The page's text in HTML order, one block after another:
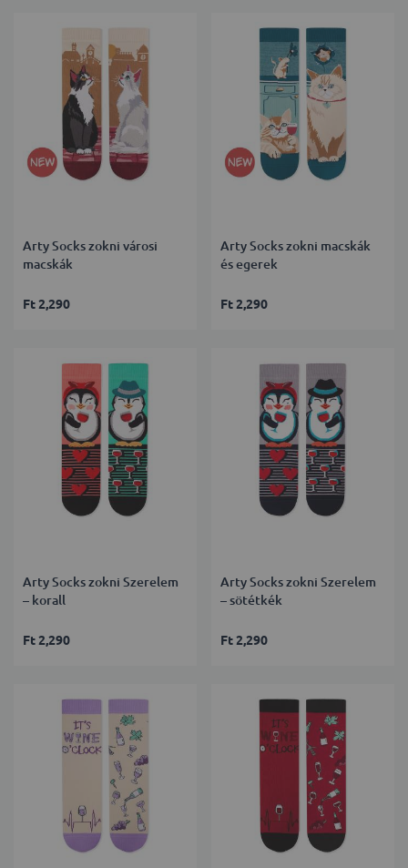
Arty Socks zokni városi
macskák
Ft 2,290
Arty Socks zokni macskák
és egerek
Ft 2,290
Arty Socks zokni Szerelem
– korall
Ft 2,290
Arty Socks zokni Szerelem
– sötétkék
Ft 2,290